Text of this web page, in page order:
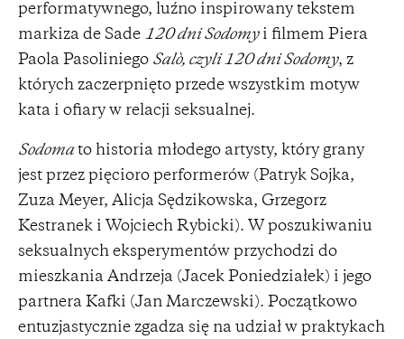
performatywnego, luźno inspirowany tekstem
markiza de Sade 120 dni Sodomyi filmem Piera
Paola Pasoliniego Salò, czyli 120 dni Sodomy, z
których zaczerpnięto przede wszystkim motyw
kata i ofiary w relacji seksualnej.
Sodomato historia młodego artysty, który grany
jest przez pięcioro performerów (Patryk Sojka,
Zuza Meyer, Alicja Sędzikowska, Grzegorz
Kestranek i Wojciech Rybicki). W poszukiwaniu
seksualnych eksperymentów przychodzi do
mieszkania Andrzeja (Jacek Poniedziałek) i jego
partnera Kafki (Jan Marczewski). Początkowo
entuzjastycznie zgadza się na udział w praktykach